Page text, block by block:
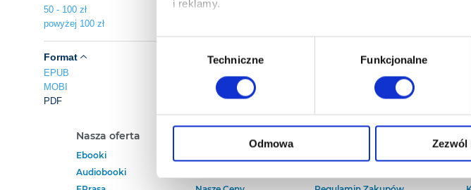
i reklamy.
Poza plikami, które są nam niezbędne do prawidłowego i
Twojej zgody.
Każda udzielona zgoda poprawi Twoje doświadczenia jeśli
Wybór
Techniczne Funkcjonalne
Odmowa Zezwól
50 - 100 zł
powyżej 100 zł
Format
EPUB
MOBI
PDF
Nasza oferta
Ebooki
Audiobooki